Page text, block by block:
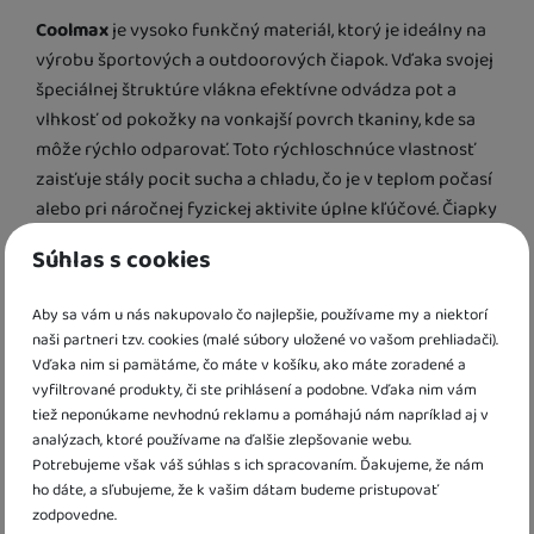
Súhlas s cookies
Aby sa vám u nás nakupovalo čo najlepšie, používame my a niektorí
naši partneri tzv. cookies (malé súbory uložené vo vašom prehliadači).
Vďaka nim si pamätáme, čo máte v košíku, ako máte zoradené a
vyfiltrované produkty, či ste prihlásení a podobne. Vďaka nim vám
tiež neponúkame nevhodnú reklamu a pomáhajú nám napríklad aj v
analýzach, ktoré používame na ďalšie zlepšovanie webu.
Potrebujeme však váš súhlas s ich spracovaním. Ďakujeme, že nám
ho dáte, a sľubujeme, že k vašim dátam budeme pristupovať
zodpovedne.
Coolmaxje vysoko funkčný materiál, ktorý je ideálny na
výrobu športových a outdoorových čiapok. Vďaka svojej
špeciálnej štruktúre vlákna efektívne odvádza pot a
vlhkosť od pokožky na vonkajší povrch tkaniny, kde sa
môže rýchlo odparovať. Toto rýchloschnúce vlastnosť
zaisťuje stály pocit sucha a chladu, čo je v teplom počasí
alebo pri náročnej fyzickej aktivite úplne kľúčové. Čiapky
pohodlné, s vynikajúcou priedušnosťou a odolnosťou
So svojimi priedušnými a chladivými vlastnosťami je
Coolmax perfektnou voľbou pre detské čiapky, ktoré
ochránia malých dobrodruhov v horúcom a parnom dni.
Navyše s UV ochranou 40+
Čiapočky RDXsú českej výroby, kvalitne spracované a
veľmi dobre sedia na hlave. Kto pozná túto značku, rád sa